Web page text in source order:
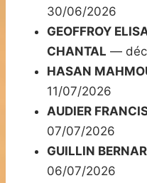
30/06/2026
GEOFFROY
CHANTAL —
HASAN
11/07/2026
AUDIER
07/07/2026
GUILLIN
06/07/2026